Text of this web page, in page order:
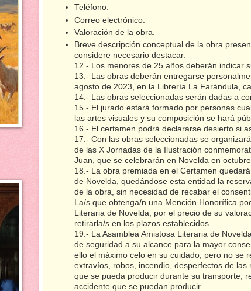
Teléfono.
Correo electrónico.
Valoración de la obra.
Breve descripción conceptual de la obra
considere necesario destacar.
12.- Los menores de 25 años deberán indicar
13.- Las obras deberán entregarse
agosto de 2023, en la Librería La Farándula,
14.- Las obras seleccionadas serán dadas a
15.- El jurado estará formado por personas
las artes visuales y su composición se hará
16.- El certamen podrá declararse desierto si
17.- Con las obras seleccionadas se
de las X Jornadas de la Ilustración
Juan, que se celebrarán en Novelda en
18.- La obra premiada en el Certamen
de Novelda, quedándose esta entidad la
de la obra, sin necesidad de recabar el
La/s que obtenga/n una Mención Honorífica
Literaria de Novelda, por el precio de su
retirarla/s en los plazos establecidos.
19.- La Asamblea Amistosa Literaria de
de seguridad a su alcance para la mayor
ello el máximo celo en su cuidado; pero no se
extravíos, robos, incendio, desperfectos de
que se pueda producir durante su transporte,
accidente que se puedan producir.